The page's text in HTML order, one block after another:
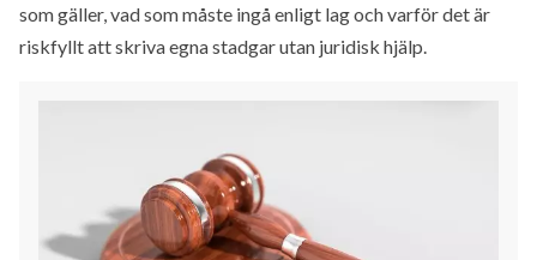
som gäller, vad som måste ingå enligt lag och varför det är
riskfyllt att skriva egna stadgar utan juridisk hjälp.